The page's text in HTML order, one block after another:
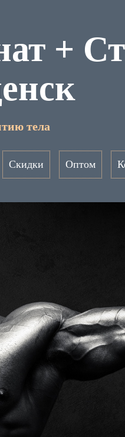
+
тела
Скидки Оптом